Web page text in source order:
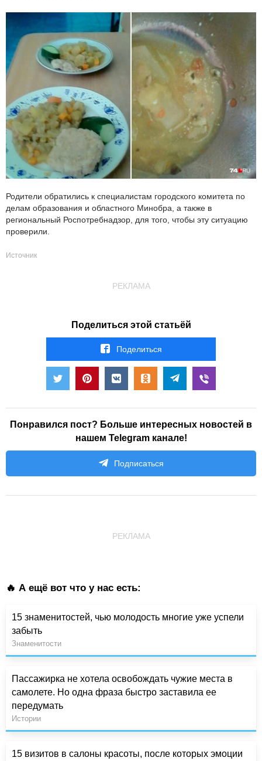
Родители обратились к специалистам городского комитета по
делам образования и областного Минобра, а также в
региональный Роспотребнадзор, для того, чтобы эту ситуацию
проверили.
Источник
РЕКЛАМА
Поделиться этой статьёй
Поделиться
Понравился пост? Больше интересных новостей в
нашем Telegram канале!
Подписаться
РЕКЛАМА
🔥 А ещё вот что у нас есть:
15 знаменитостей, чью молодость многие уже успели
забыть
Знаменитости
Пассажирка не хотела освобождать чужие места в
самолете. Но одна фраза быстро заставила ее
передумать
Истории
15 визитов в салоны красоты, после которых эмоции